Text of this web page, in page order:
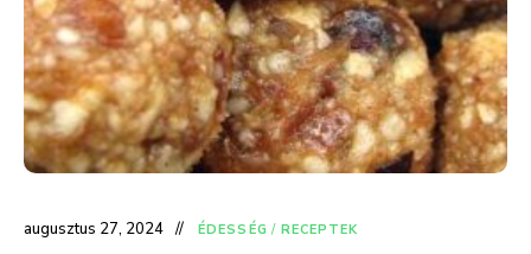
augusztus 27, 2024 ÉDESSÉG / RECEPTEK